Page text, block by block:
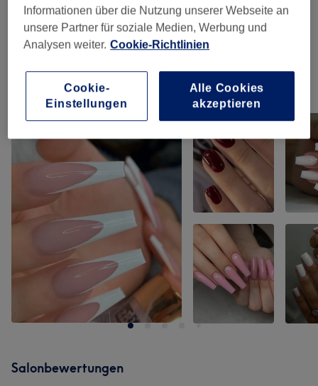
Maniküre & Pediküre (8 ab 5 €
Nagelmodellage 11)
Unsere Arbeit
Bild anklicken für weitere Details
Salonbewertungen
Informationen über die Nutzung unserer Webseite an
unsere Partner für soziale Medien, Werbung und
Analysen weiter. Cookie-Richtlinien
Cookie-
Einstellungen
Alle Cookies
akzeptieren